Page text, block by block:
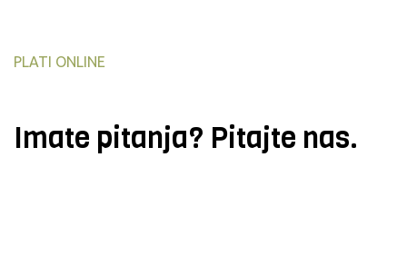
PLATI ONLINE
Imate pitanja? Pitajte nas.